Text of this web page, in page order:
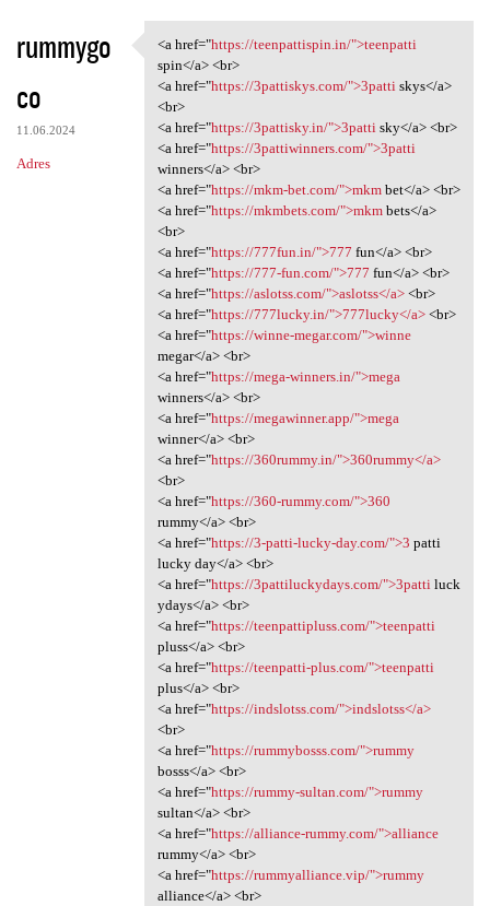
rummygo
co
11.06.2024
Adres
<a href="https:/
<a href="https://teenpattispin.in/">teenpatti
spin</a> <br>
<a href="https://3pattiskys.com/">3patti skys</a>
<br>
<a href="https://3pattisky.in/">3patti sky</a> <br>
<a href="https://3pattiwinners.com/">3patti
winners</a> <br>
<a href="https://mkm-bet.com/">mkmbet</a> <br>
<a href="https://mkmbets.com/">mkmbets</a>
<br>
<a href="https://777fun.in/">777 fun</a> <br>
<a href="https://777-fun.com/">777 fun</a> <br>
<a href="https://aslotss.com/">aslotss</a><br>
<a href="https://777lucky.in/">777lucky</a><br>
<a href="https://winne-megar.com/">winne
megar</a> <br>
<a href="https://mega-winners.in/">mega
winners</a> <br>
<a href="https://megawinner.app/">mega
winner</a> <br>
<a href="https://360rummy.in/">360rummy</a>
<br>
<a href="https://360-rummy.com/">360
rummy</a> <br>
<a href="https://3-patti-lucky-day.com/">3 patti
lucky day</a> <br>
<a href="https://3pattiluckydays.com/">3patti luck
ydays</a> <br>
<a href="https://teenpattipluss.com/">teenpatti
pluss</a> <br>
<a href="https://teenpatti-plus.com/">teenpatti
plus</a> <br>
<a href="https://indslotss.com/">indslotss</a>
<br>
<a href="https://rummybosss.com/">rummy
bosss</a> <br>
<a href="https://rummy-sultan.com/">rummy
sultan</a> <br>
<a href="https://alliance-rummy.com/">alliance
rummy</a> <br>
<a href="https://rummyalliance.vip/">rummy
alliance</a> <br>